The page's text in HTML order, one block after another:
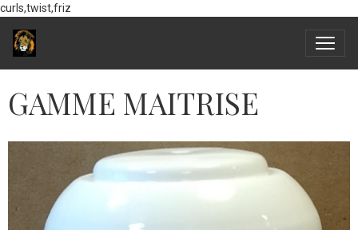
curls,twist,friz
GAMME MAITRISE